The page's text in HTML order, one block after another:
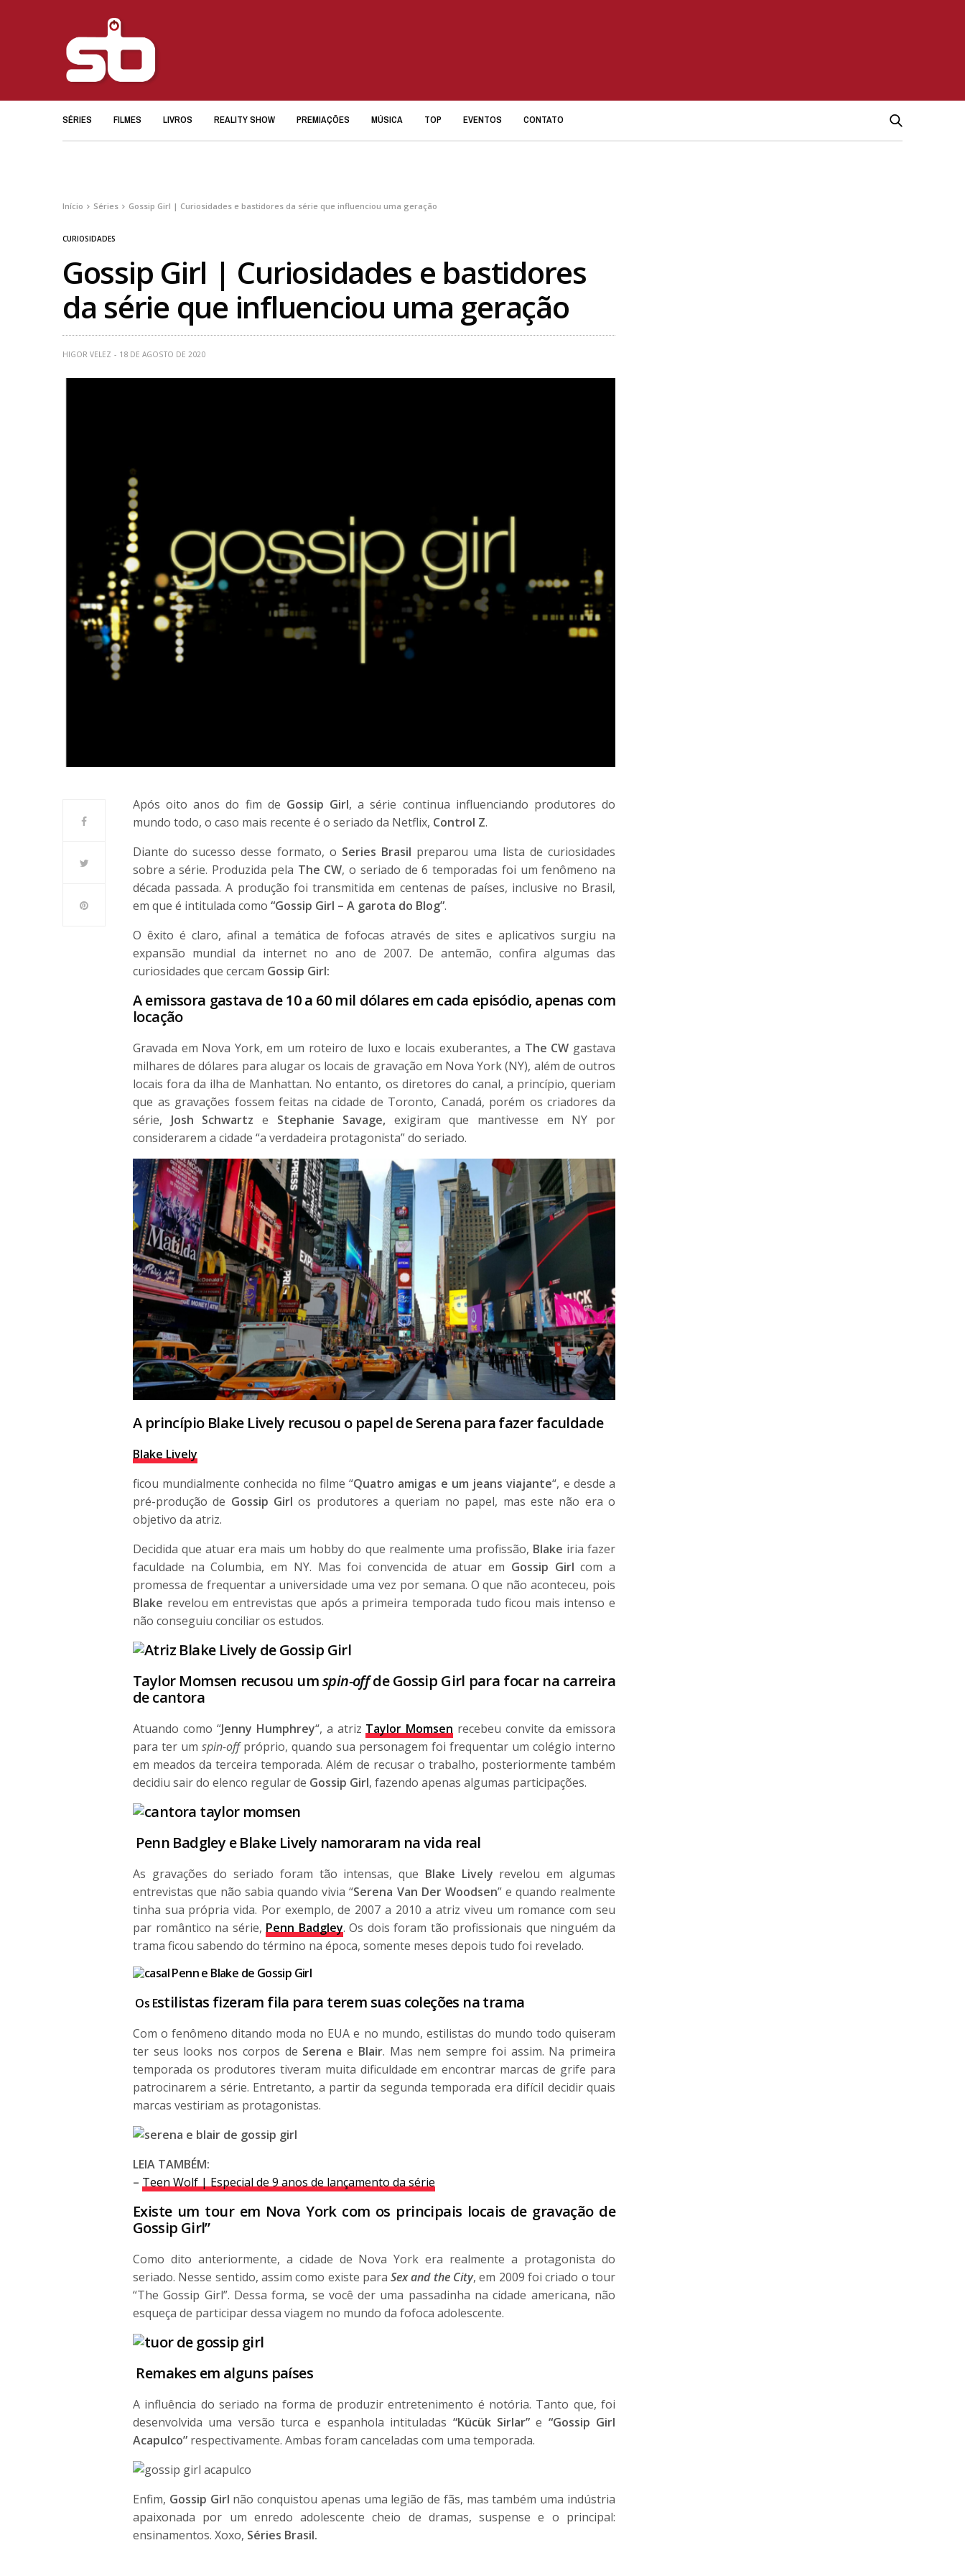
SÉRIES FILMES LIVROS REALITY SHOW PREMIAÇÕES MÚSICA TOP EVENTOS CONTATO
Início Séries Gossip Girl | Curiosidades e bastidores da série que influenciou uma geração
CURIOSIDADES
Gossip Girl | Curiosidades e bastidores
da série que influenciou uma geração
HIGOR VELEZ 18 DE AGOSTO DE 2020
Após oito anos do fim de Gossip Girl, a série continua influenciando produtores do
mundo todo, o caso mais recente é o seriado da Netflix, Control Z.
Diante do sucesso desse formato, o Series Brasil preparou uma lista de curiosidades
sobre a série. Produzida pela The CW, o seriado de 6 temporadas foi um fenômeno na
década passada. A produção foi transmitida em centenas de países, inclusive no Brasil,
em que é intitulada como“Gossip Girl – A garota do Blog”.
O êxito é claro, afinal a temática de fofocas através de sites e aplicativos surgiu na
expansão mundial da internet no ano de 2007. De antemão, confira algumas das
curiosidades que cercam Gossip Girl:
A emissora gastava de 10 a 60 mil dólares em cada episódio, apenas com
locação
Gravada em Nova York, em um roteiro de luxo e locais exuberantes, a The CW gastava
milhares de dólares para alugar os locais de gravação em Nova York (NY), além de outros
locais fora da ilha de Manhattan. No entanto, os diretores do canal, a princípio, queriam
que as gravações fossem feitas na cidade de Toronto, Canadá, porém os criadores da
série, Josh Schwartz e Stephanie Savage, exigiram que mantivesse em NY por
considerarem a cidade “a verdadeira protagonista” do seriado.
A princípio Blake Lively recusou o papel de Serena para fazer faculdade
Blake Lively
ficou mundialmente conhecida no filme “Quatro amigas e um jeans viajante“, e desde a
pré-produção de Gossip Girl os produtores a queriam no papel, mas este não era o
objetivo da atriz.
Decidida que atuar era mais um hobby do que realmente uma profissão, Blake iria fazer
faculdade na Columbia, em NY. Mas foi convencida de atuar em Gossip Girl com a
promessa de frequentar a universidade uma vez por semana. O que não aconteceu, pois
Blake revelou em entrevistas que após a primeira temporada tudo ficou mais intenso e
não conseguiu conciliar os estudos.
Taylor Momsen recusou umspin-offde Gossip Girl para focar na carreira
de cantora
Atuando como “Jenny Humphrey“, a atrizTaylor Momsen recebeu convite da emissora
para ter um spin-offpróprio, quando sua personagem foi frequentar um colégio interno
em meados da terceira temporada. Além de recusar o trabalho, posteriormente também
decidiu sair do elenco regular de Gossip Girl, fazendo apenas algumas participações.
Penn Badgley e Blake Lively namoraram na vida real
As gravações do seriado foram tão intensas, que Blake Lively revelou em algumas
entrevistas que não sabia quando vivia “Serena Van Der Woodsen” e quando realmente
tinha sua própria vida. Por exemplo, de 2007 a 2010 a atriz viveu um romance com seu
par romântico na série,Penn Badgley. Os dois foram tão profissionais que ninguém da
trama ficou sabendo do término na época, somente meses depois tudo foi revelado.
Os Estilistas fizeram fila para terem suas coleções na trama
Com o fenômeno ditando moda no EUA e no mundo, estilistas do mundo todo quiseram
ter seus looks nos corpos de Serena e Blair. Mas nem sempre foi assim. Na primeira
temporada os produtores tiveram muita dificuldade em encontrar marcas de grife para
patrocinarem a série. Entretanto, a partir da segunda temporada era difícil decidir quais
marcas vestiriam as protagonistas.
LEIA TAMBÉM:
–Teen Wolf | Especial de 9 anos de lançamento da série
Existe um tour em Nova York com os principais locais de gravação de
Gossip Girl”
Como dito anteriormente, a cidade de Nova York era realmente a protagonista do
seriado. Nesse sentido, assim como existe paraSex and the City, em 2009 foi criado o tour
“The Gossip Girl”. Dessa forma, se você der uma passadinha na cidade americana, não
esqueça de participar dessa viagem no mundo da fofoca adolescente.
Remakes em alguns países
A influência do seriado na forma de produzir entretenimento é notória. Tanto que, foi
desenvolvida uma versão turca e espanhola intituladas “Kücük Sirlar”e “Gossip Girl
Acapulco” respectivamente. Ambas foram canceladas com uma temporada.
Enfim, Gossip Girl não conquistou apenas uma legião de fãs, mas também uma indústria
apaixonada por um enredo adolescente cheio de dramas, suspense e o principal:
ensinamentos. Xoxo, Séries Brasil.